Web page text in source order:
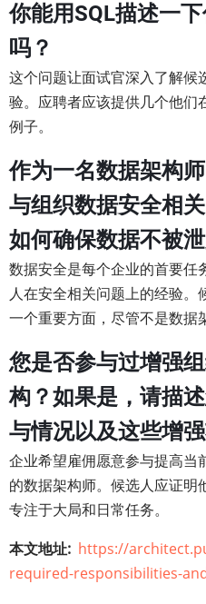
你能用SQL描述一
吗？
这个问题让面试官深入了解候
验。应聘者应该提供几个他们
例子。
作为一名数据架构
与组织数据安全相
如何确保数据不被
数据安全是每个企业的首要任
人在安全相关问题上的经验
一个重要方面，尽管不是数据
您是否参与过增强
构？如果是，请描
与情况以及这些增强
企业希望雇佣愿意参与提高当
的数据架构师。候选人应证
专注于大局和日常任务。
本文地址 https://
required-responsibilities-